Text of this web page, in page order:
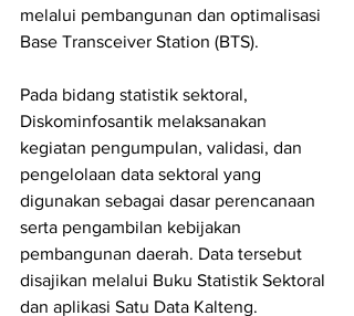
melalui pembangunan dan optimalisasi
Base Transceiver Station (BTS).
Pada bidang statistik sektoral,
Diskominfosantik melaksanakan
kegiatan pengumpulan, validasi, dan
pengelolaan data sektoral yang
digunakan sebagai dasar perencanaan
serta pengambilan kebijakan
pembangunan daerah. Data tersebut
disajikan melalui Buku Statistik Sektoral
dan aplikasi Satu Data Kalteng.